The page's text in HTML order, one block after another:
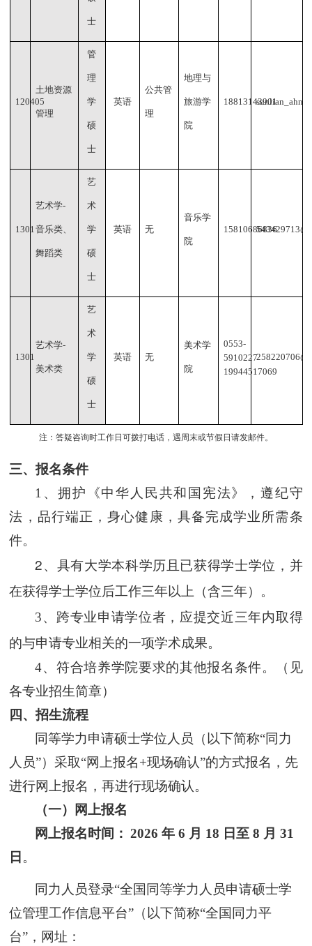
士
120405
土地资源
管理
管
理
学
硕
士
英语
公共管
理
地理与
旅游学
院
18813143901
1301
艺术学-
音乐类、
舞蹈类
艺
术
学
硕
士
英语 无
音乐学
院
15810686836
1301
艺术学-
美术类
艺
术
学
硕
士
英语 无
美术学
院
0553-
5910227
19944517069
注：答疑咨询时工作日可拨打电话，遇周末或节假日请发邮件。
三、报名条件
1、拥护《中华人民共和国宪法》，遵纪守
法，品行端正，身心健康，具备完成学业所需条
件。
2、
具有大学本科学历且已获得学士学位，并
在获得学士学位后工作三年以上（含三年）。
3、 跨专业申请学位者，应提交近三年内取得
的与申请专业相关的一项学术成果。
4、 符合培养学院要求的其他报名条件。（见
各专业招生简章）
四 、招生流程
同等学力申请硕士学位人员（ 以下简称“同力
人员”）采取“网上报名+现场确认”的方式报名，先
进行网上报名，再进行现场确认。
（一）网上报名
网上报名时间： 2026 年 6 月 18 日至 8 月 31
日 。
同力人员登录“全国同等学力人员申请硕士学
位管理工作信息平台”（ 以下简称“全国同力平
台”， 网址：